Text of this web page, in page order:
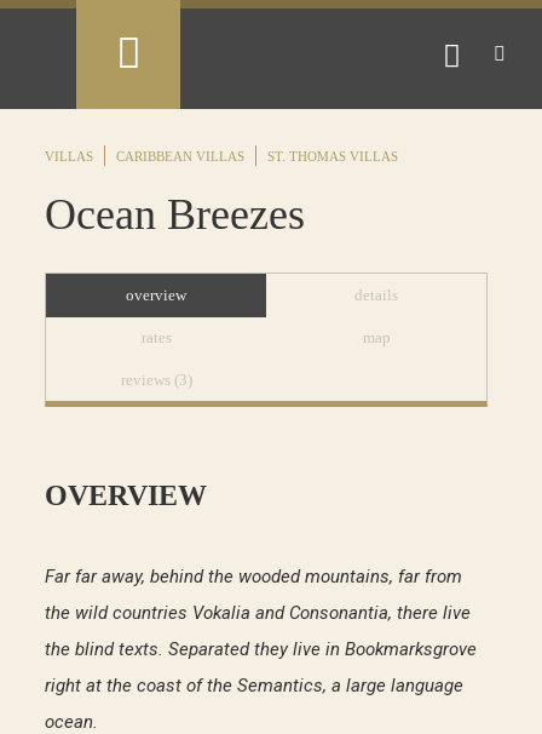
VILLAS CARIBBEAN VILLAS ST. THOMAS VILLAS
Ocean Breezes
overview details
rates map
reviews (3)
OVERVIEW
Far far away, behind the wooded mountains, far from
the wild countries Vokalia and Consonantia, there live
the blind texts. Separated they live in Bookmarksgrove
right at the coast of the Semantics, a large language
ocean.